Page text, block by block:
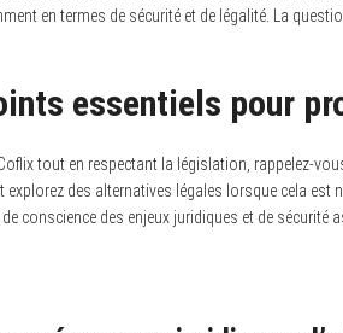
en termes de sécurité et de légalité. La
essentiels pour
tout en respectant la législation, rappelez-
des alternatives légales lorsque cela est
conscience des enjeux juridiques et de